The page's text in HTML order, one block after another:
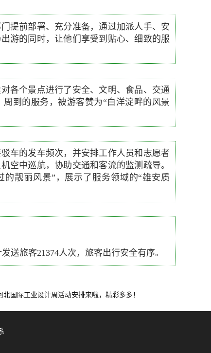
提前部署、充分准备，通过加派人手、安
游的同时，让他们享受到贴心、细致的服
各个景点进行了安全、文明、食品、交通
到的服务，被游客赞为“白洋淀畔的风景
车的发车频次，并安排工作人员和志愿者
空中巡航，协助交通和客流的监测疏导。
靓丽风景”，展示了服务领域的“雄安质
送旅客21374人次，旅客出行安全有序。
北国际工业设计周活动安排来啦，精彩多多！